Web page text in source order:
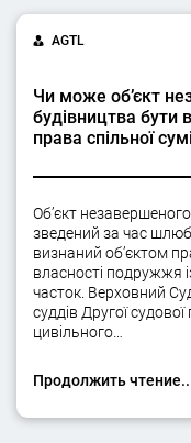
AGTL
Чи може об’єкт
будівництва бути
права спільної
Об’єкт
зведений за час
визнаний об’єктом
власності подружжя
часток. Верховний Суд
суддів Другої
цивільного…
Продолжить